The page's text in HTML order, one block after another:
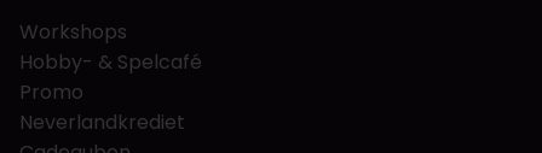
Workshops
Hobby- & Spelcafé
Promo
Neverlandkrediet